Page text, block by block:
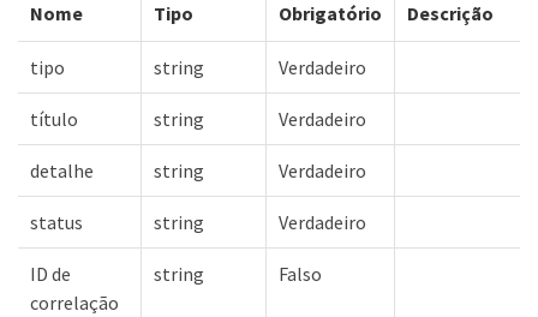
Nome Tipo Obrigatório Descrição
tipo string Verdadeiro
título string Verdadeiro
detalhe string Verdadeiro
status string Verdadeiro
ID de
correlação
string Falso